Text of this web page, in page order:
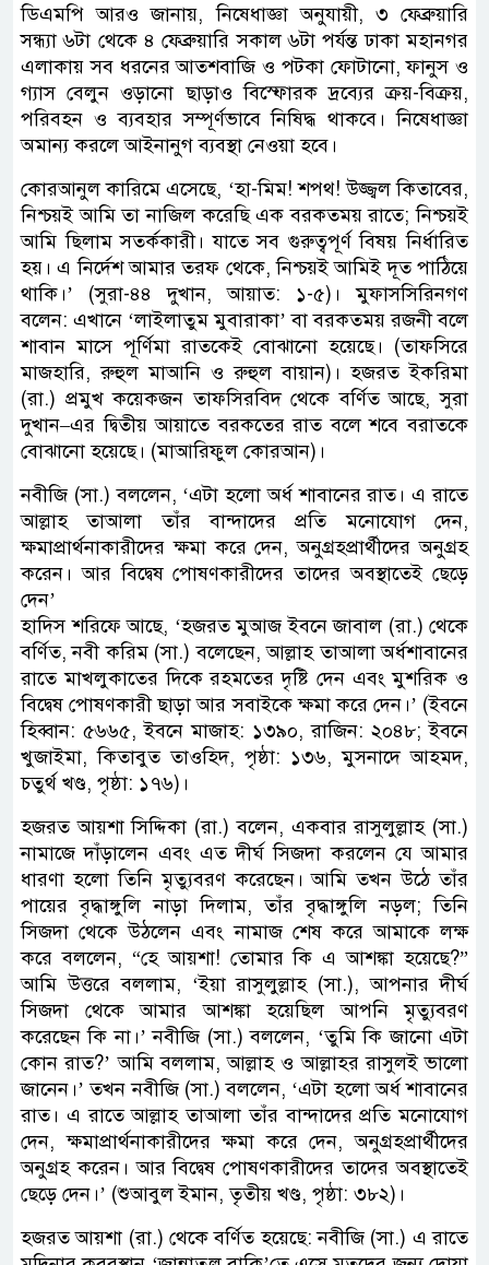
ডিএমপি আরও জানায়, নিষেধাজ্ঞা অনুযায়ী, ৩ ফেব্রুয়ারি
সন্ধ্যা ৬টা থেকে ৪ ফেব্রুয়ারি সকাল ৬টা পর্যন্ত ঢাকা মহানগর
এলাকায় সব ধরনের আতশবাজি ও পটকা ফোটানো, ফানুস ও
গ্যাস বেলুন ওড়ানো ছাড়াও বিস্ফোরক দ্রব্যের ক্রয়-বিক্রয়,
পরিবহন ও ব্যবহার সম্পূর্ণভাবে নিষিদ্ধ থাকবে। নিষেধাজ্ঞা
অমান্য করলে আইনানুগ ব্যবস্থা নেওয়া হবে।
কোরআনুল কারিমে এসেছে, ‘হা-মিম! শপথ! উজ্জ্বল কিতাবের,
নিশ্চয়ই আমি তা নাজিল করেছি এক বরকতময় রাতে; নিশ্চয়ই
আমি ছিলাম সতর্ককারী। যাতে সব গুরুত্বপূর্ণ বিষয় নির্ধারিত
হয়। এ নির্দেশ আমার তরফ থেকে, নিশ্চয়ই আমিই দূত পাঠিয়ে
থাকি।’ (সুরা-৪৪ দুখান, আয়াত: ১-৫)। মুফাসসিরিনগণ
বলেন: এখানে ‘লাইলাতুম মুবারাকা’ বা বরকতময় রজনী বলে
শাবান মাসে পূর্ণিমা রাতকেই বোঝানো হয়েছে। (তাফসিরে
মাজহারি, রুহুল মাআনি ও রুহুল বায়ান)। হজরত ইকরিমা
(রা.) প্রমুখ কয়েকজন তাফসিরবিদ থেকে বর্ণিত আছে, সুরা
দুখান–এর দ্বিতীয় আয়াতে বরকতের রাত বলে শবে বরাতকে
বোঝানো হয়েছে। (মাআরিফুল কোরআন)।
নবীজি (সা.) বললেন, ‘এটা হলো অর্ধ শাবানের রাত। এ রাতে
আল্লাহ তাআলা তাঁর বান্দাদের প্রতি মনোযোগ দেন,
ক্ষমাপ্রার্থনাকারীদের ক্ষমা করে দেন, অনুগ্রহপ্রার্থীদের অনুগ্রহ
করেন। আর বিদ্বেষ পোষণকারীদের তাদের অবস্থাতেই ছেড়ে
দেন’
হাদিস শরিফে আছে, ‘হজরত মুআজ ইবনে জাবাল (রা.) থেকে
বর্ণিত, নবী করিম (সা.) বলেছেন, আল্লাহ তাআলা অর্ধশাবানের
রাতে মাখলুকাতের দিকে রহমতের দৃষ্টি দেন এবং মুশরিক ও
বিদ্বেষ পোষণকারী ছাড়া আর সবাইকে ক্ষমা করে দেন।’ (ইবনে
হিব্বান: ৫৬৬৫, ইবনে মাজাহ: ১৩৯০, রাজিন: ২০৪৮; ইবনে
খুজাইমা, কিতাবুত তাওহিদ, পৃষ্ঠা: ১৩৬, মুসনাদে আহমদ,
চতুর্থ খণ্ড, পৃষ্ঠা: ১৭৬)।
হজরত আয়শা সিদ্দিকা (রা.) বলেন, একবার রাসুলুল্লাহ (সা.)
নামাজে দাঁড়ালেন এবং এত দীর্ঘ সিজদা করলেন যে আমার
ধারণা হলো তিনি মৃত্যুবরণ করেছেন। আমি তখন উঠে তাঁর
পায়ের বৃদ্ধাঙ্গুলি নাড়া দিলাম, তাঁর বৃদ্ধাঙ্গুলি নড়ল; তিনি
সিজদা থেকে উঠলেন এবং নামাজ শেষ করে আমাকে লক্ষ
করে বললেন, “হে আয়শা! তোমার কি এ আশঙ্কা হয়েছে?”
আমি উত্তরে বললাম, ‘ইয়া রাসুলুল্লাহ (সা.), আপনার দীর্ঘ
সিজদা থেকে আমার আশঙ্কা হয়েছিল আপনি মৃত্যুবরণ
করেছেন কি না।’ নবীজি (সা.) বললেন, ‘তুমি কি জানো এটা
কোন রাত?’ আমি বললাম, আল্লাহ ও আল্লাহর রাসুলই ভালো
জানেন।’ তখন নবীজি (সা.) বললেন, ‘এটা হলো অর্ধ শাবানের
রাত। এ রাতে আল্লাহ তাআলা তাঁর বান্দাদের প্রতি মনোযোগ
দেন, ক্ষমাপ্রার্থনাকারীদের ক্ষমা করে দেন, অনুগ্রহপ্রার্থীদের
অনুগ্রহ করেন। আর বিদ্বেষ পোষণকারীদের তাদের অবস্থাতেই
ছেড়ে দেন।’ (শুআবুল ইমান, তৃতীয় খণ্ড, পৃষ্ঠা: ৩৮২)।
হজরত আয়শা (রা.) থেকে বর্ণিত হয়েছে: নবীজি (সা.) এ রাতে